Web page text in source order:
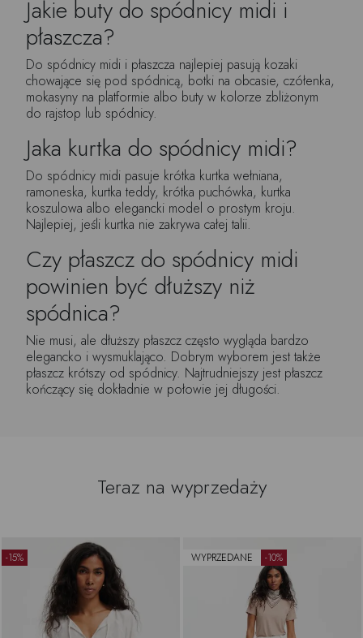
Jakie buty do spódnicy midi i
płaszcza?
Do spódnicy midi i płaszcza najlepiej pasują kozaki
chowające się pod spódnicą, botki na obcasie, czółenka,
mokasyny na platformie albo buty w kolorze zbliżonym
do rajstop lub spódnicy.
Jaka kurtka do spódnicy midi?
Do spódnicy midi pasuje krótka kurtka wełniana,
ramoneska, kurtka teddy, krótka puchówka, kurtka
koszulowa albo elegancki model o prostym kroju.
Najlepiej, jeśli kurtka nie zakrywa całej talii.
Czy płaszcz do spódnicy midi
powinien być dłuższy niż
spódnica?
Nie musi, ale dłuższy płaszcz często wygląda bardzo
elegancko i wysmuklająco. Dobrym wyborem jest także
płaszcz krótszy od spódnicy. Najtrudniejszy jest płaszcz
kończący się dokładnie w połowie jej długości.
Teraz na wyprzedaży
-15% WYPRZEDANE -10%